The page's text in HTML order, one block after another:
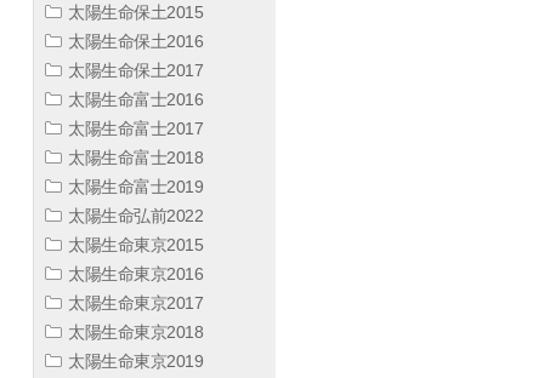
太陽生命保土2015
太陽生命保土2016
太陽生命保土2017
太陽生命富士2016
太陽生命富士2017
太陽生命富士2018
太陽生命富士2019
太陽生命弘前2022
太陽生命東京2015
太陽生命東京2016
太陽生命東京2017
太陽生命東京2018
太陽生命東京2019